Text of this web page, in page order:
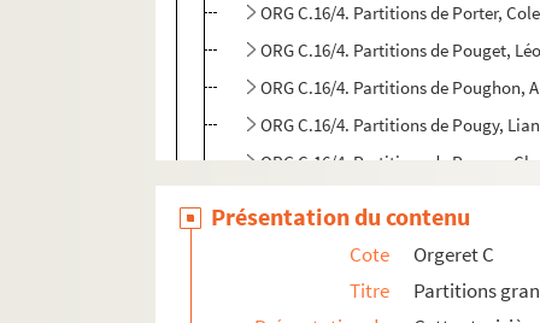
ORG C.16/4. Partitions de Porter,
ORG C.16/4. Partitions de Pouget,
ORG C.16/4. Partitions de Poughon,
ORG C.16/4. Partitions de Pougy,
ORG C.16/4. Partitions de Pourny,
Présentation du contenu
Cote
Orgeret C
Titre
Partitions